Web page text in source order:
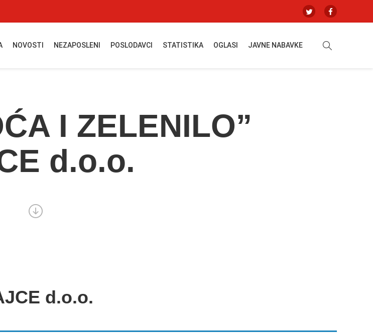
NOVOSTI NEZAPOSLENI POSLODAVCI STATISTIKA OGLASI JAVNE NABAVKE
I ZELENILO”
d.o.o.
d.o.o.